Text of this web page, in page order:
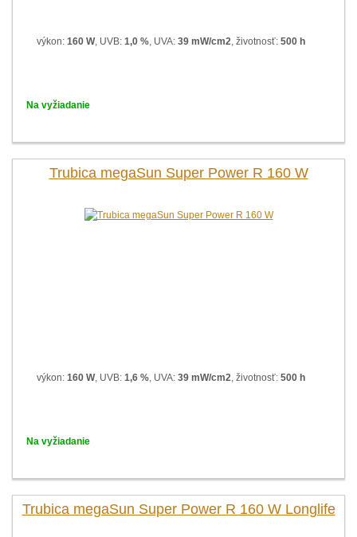
výkon: 160 W, UVB: 1,0 %, UVA: 39 mW/cm2, životnosť: 500 h
Na vyžiadanie
Trubica megaSun Super Power R 160 W
výkon: 160 W, UVB: 1,6 %, UVA: 39 mW/cm2, životnosť: 500 h
Na vyžiadanie
Trubica megaSun Super Power R 160 W Longlife